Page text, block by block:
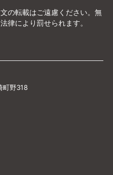
の転載はご遠慮ください。無
律により罰せられます。
野318